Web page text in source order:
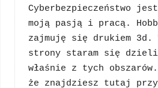
Cyberbezpieczeństwo jest
moją pasją i pracą.
zajmuję się drukiem 3d.
strony staram się
właśnie z tych
że znajdziesz tutaj